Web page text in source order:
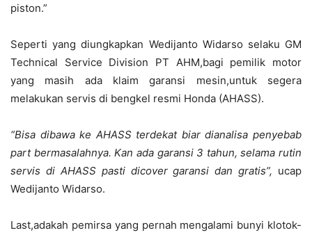
piston.”
Seperti yang diungkapkan Wedijanto Widarso selaku GM
Technical Service Division PT AHM,bagi pemilik motor
yang masih ada klaim garansi mesin,untuk segera
melakukan servis di bengkel resmi Honda (AHASS).
“Bisa dibawa ke AHASS terdekat biar dianalisa penyebab
part bermasalahnya. Kan ada garansi 3 tahun, selama rutin
servis di AHASS pasti dicover garansi dan gratis”, ucap
Wedijanto Widarso.
Last,adakah pemirsa yang pernah mengalami bunyi klotok-